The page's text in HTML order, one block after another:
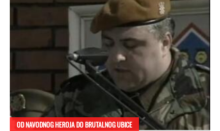
OD NAVODNOG HEROJA DO BRUTALNOG UBICE